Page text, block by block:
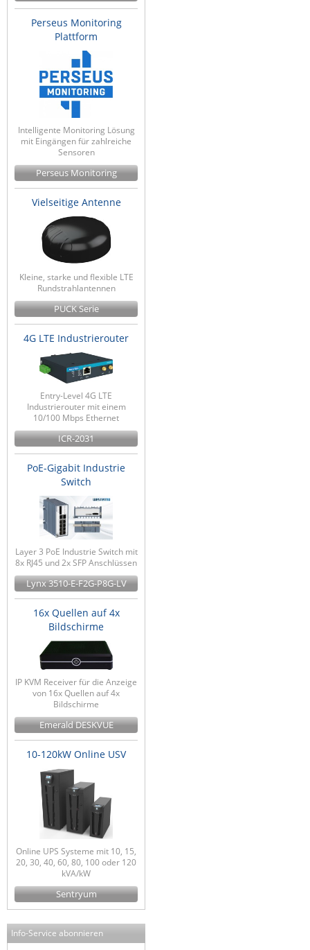
Perseus Monitoring
Plattform
Intelligente Monitoring Lösung
mit Eingängen für zahlreiche
Sensoren
Perseus Monitoring
Vielseitige Antenne
Kleine, starke und flexible LTE
Rundstrahlantennen
PUCK Serie
4G LTE Industrierouter
Entry-Level 4G LTE
Industrierouter mit einem
10/100 Mbps Ethernet
ICR-2031
PoE-Gigabit Industrie
Switch
Layer 3 PoE Industrie Switch mit
8x RJ45 und 2x SFP Anschlüssen
Lynx 3510-E-F2G-P8G-LV
16x Quellen auf 4x
Bildschirme
IP KVM Receiver für die Anzeige
von 16x Quellen auf 4x
Bildschirme
Emerald DESKVUE
10-120kW Online USV
Online UPS Systeme mit 10, 15,
20, 30, 40, 60, 80, 100 oder 120
kVA/kW
Sentryum
Info-Service abonnieren